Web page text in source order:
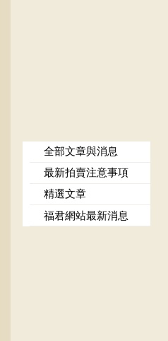
全部文章與消息
最新拍賣注意事項
精選文章
福君網站最新消息